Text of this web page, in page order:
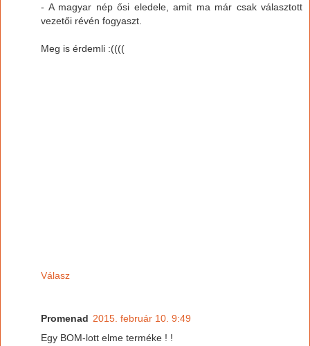
- A magyar nép ősi eledele, amit ma már csak választott
vezetői révén fogyaszt.
Meg is érdemli :((((
Válasz
Promenad 2015. február 10. 9:49
Egy BOM-lott elme terméke ! !